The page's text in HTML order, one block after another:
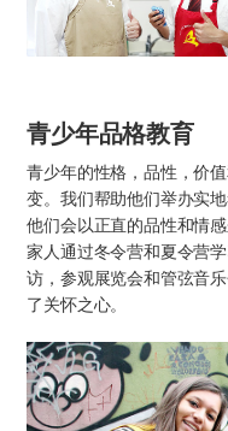
青少年品格教育
青少年的性格，品性，价
变。我们帮助他们举办实
他们会以正直的品性和情
家人通过冬令营和夏令营
访，参观展览会和管弦音
了关怀之心。